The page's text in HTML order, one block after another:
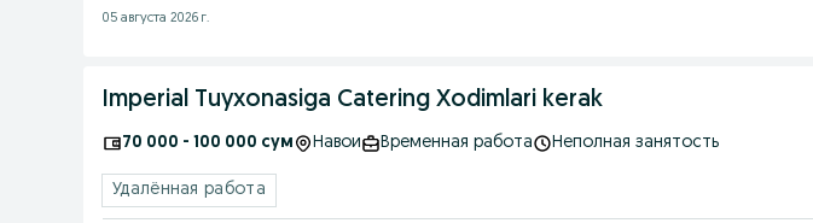
05 августа 2026 г.
Imperial Tuyxonasiga Catering Xodimlari kerak
70 000 - 100 000 сум Навои Временная работа Неполная занятость
Удалённая работа